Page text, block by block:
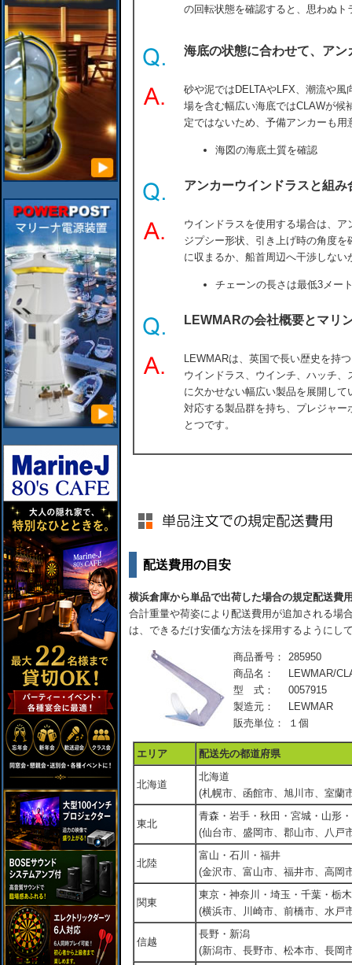
の回転状態を確認すると、思わぬ
海底の状態に合わせて、アン
砂や泥ではDELTAやLFX、潮流や
場を含む幅広い海底ではCLAWが候
定ではないため、予備アンカーも用
海図の海底土質を確認
アンカーウインドラスと組
ウインドラスを使用する場合は、
ジプシー形状、引き上げ時の角度
に収まるか、船首周辺へ干渉しな
チェーンの長さは最低3メー
LEWMARの会社概要とマリ
LEWMARは、英国で長い歴史を持
ウインドラス、ウインチ、ハッチ
に欠かせない幅広い製品を展開し
対応する製品群を持ち、プレジャ
とつです。
配送費用の目安
横浜倉庫から単品で出荷した場合の規定配送費
合計重量や荷姿により配送費用が追加される場
は、できるだけ安価な方法を採用するようにし
商品番号：
285950
商品名：
LEWMAR/
型 式：
0057915
製造元：
LEWMAR
販売単位：
１個
エリア 配送先の都道府県
北海道
北海道
(札幌市、函館市、旭川市、室蘭
東北
青森・岩手・秋田・宮城・山形
(仙台市、盛岡市、郡山市、八戸
北陸
富山・石川・福井
(金沢市、富山市、福井市、高岡
関東
東京・神奈川・埼玉・千葉・栃
(横浜市、川崎市、前橋市、水戸
信越
長野・新潟
(新潟市、長野市、松本市、長岡